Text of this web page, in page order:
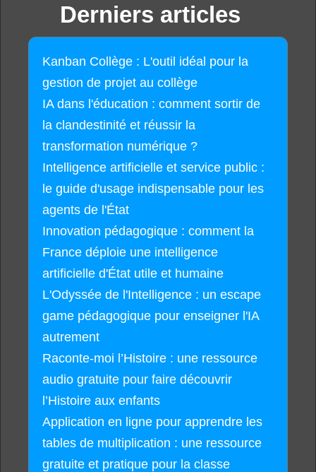
Derniers articles
Kanban Collège : L'outil idéal pour la
gestion de projet au collège
IA dans l'éducation : comment sortir de
la clandestinité et réussir la
transformation numérique ?
Intelligence artificielle et service public :
le guide d'usage indispensable pour les
agents de l'État
Innovation pédagogique : comment la
France déploie une intelligence
artificielle d'État utile et humaine
L'Odyssée de l'Intelligence : un escape
game pédagogique pour enseigner l'IA
autrement
Raconte-moi l’Histoire : une ressource
audio gratuite pour faire découvrir
l’Histoire aux enfants
Application en ligne pour apprendre les
tables de multiplication : une ressource
gratuite et pratique pour la classe